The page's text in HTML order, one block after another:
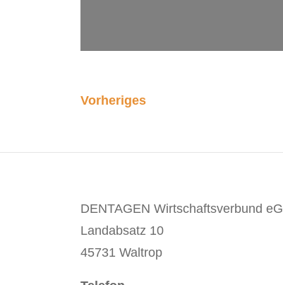
Vorheriges
DENTAGEN Wirtschaftsverbund eG
Landabsatz 10
45731 Waltrop